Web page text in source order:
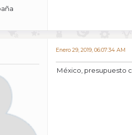
Enero 29, 2019, 06:07:34 AM
México, presupuesto